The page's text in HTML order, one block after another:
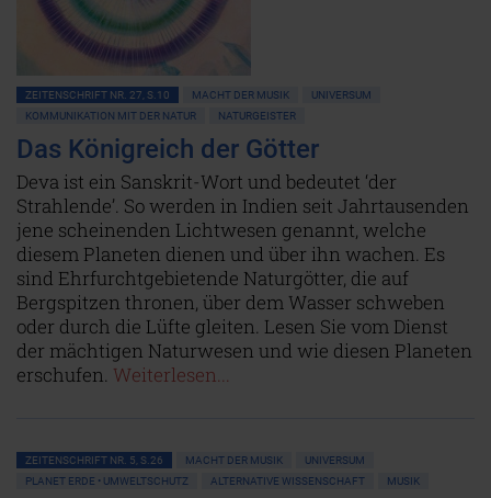
ZEITENSCHRIFT NR. 27, S.10 MACHT DER MUSIK
UNIVERSUM
KOMMUNIKATION MIT DER NATUR
NATURGEISTER
Das Königreich der Götter
Deva ist ein Sanskrit-Wort und bedeutet ‘der
Strahlende’. So werden in Indien seit Jahrtausenden
jene scheinenden Lichtwesen genannt, welche
diesem Planeten dienen und über ihn wachen. Es
sind Ehrfurchtgebietende Naturgötter, die auf
Bergspitzen thronen, über dem Wasser schweben
oder durch die Lüfte gleiten. Lesen Sie vom Dienst
der mächtigen Naturwesen und wie diesen Planeten
erschufen. Weiterlesen...
ZEITENSCHRIFT NR. 5, S.26 MACHT DER MUSIK
UNIVERSUM
PLANET ERDE • UMWELTSCHUTZ
ALTERNATIVE WISSENSCHAFT MUSIK